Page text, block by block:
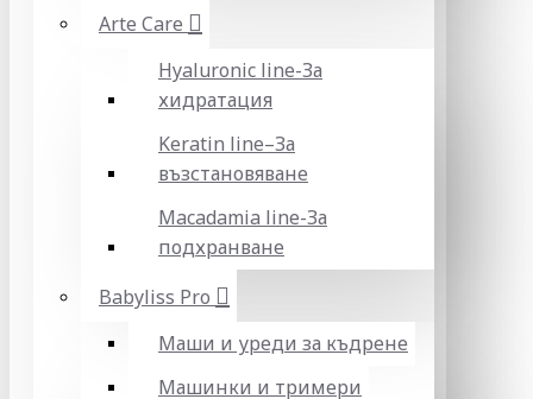
Arte Care
Hyaluronic line-За
хидратация
Keratin line–За
възстановяване
Macadamia line-За
подхранване
Babyliss Pro
Маши и уреди за къдрене
Машинки и тримери